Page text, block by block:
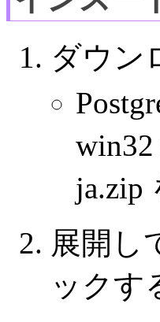
ダウン
ja.zip
展開し
ックす